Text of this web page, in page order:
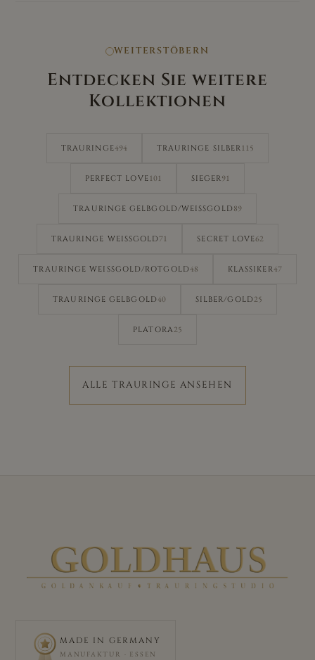
WEITERSTÖBERN
Entdecken Sie weitere
Kollektionen
TRAURINGE494 TRAURINGE SILBER 115
PERFECT LOVE 101 SIEGER91
TRAURINGE GELBGOLD/WEISSGOLD 89
TRAURINGE WEISSGOLD 71 SECRET LOVE62
TRAURINGE WEISSGOLD/ROTGOLD 48 KLASSIKER47
TRAURINGE GELBGOLD40 SILBER/GOLD 25
PLATORA25
ALLE TRAURINGE ANSEHEN
MADE IN GERMANY
MANUFAKTUR · ESSEN